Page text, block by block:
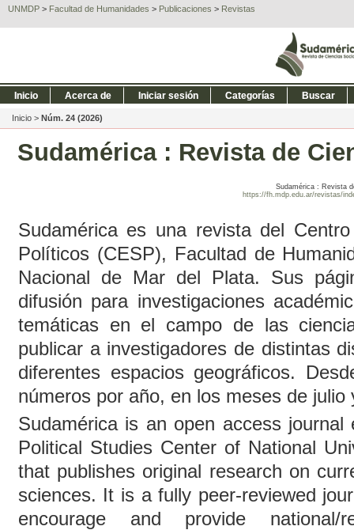
UNMDP > Facultad de Humanidades > Publicaciones > Revistas
Inicio Acerca de Iniciar sesión Categorías Buscar
Inicio > Núm. 24 (2026)
Sudamérica : Revista de
Sudamérica : Revista
https://fh.mdp.edu.ar/revistas/
Sudamérica es una revista del
Políticos (CESP), Facultad de
Nacional de Mar del Plata. Sus
difusión para investigaciones
temáticas en el campo de las
publicar a investigadores de distintas
diferentes espacios geográficos.
números por año, en los meses de
Sudamérica is an open access
Political Studies Center of National
that publishes original research on
sciences. It is a fully peer-reviewed
encourage and provide national/